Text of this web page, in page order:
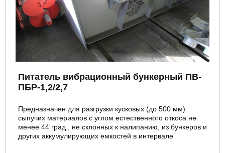
Питатель вибрационный бункерный ПВ-
ПБР-1,2/2,7
Предназначен для разгрузки кусковых (до 500 мм)
сыпучих материалов с углом естественного откоса не
менее 44 град., не склонных к налипанию, из бункеров и
других аккумулирующих емкостей в интервале